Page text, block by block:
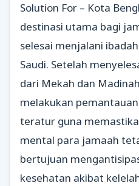
Solution For – Kota
destinasi utama bagi
selesai menjalani
Saudi. Setelah
dari Mekah dan
melakukan
teratur guna
mental para jamaah
bertujuan
kesehatan akibat